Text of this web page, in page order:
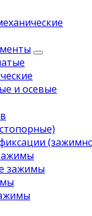
и осевые
зажимы